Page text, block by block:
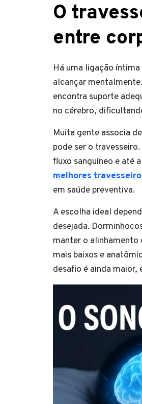
O
entre
Há uma ligação
alcançar
encontra suporte
no cérebro,
Muita gente associa
pode ser o
fluxo sanguíneo e até
melhores
em saúde preventiva.
A escolha ideal
desejada.
manter o alinhamento
mais baixos e
desafio é ainda